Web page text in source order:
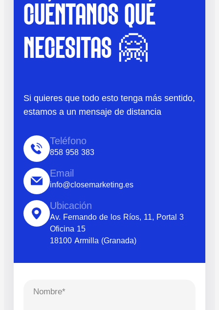
CUÉNTANOS QUÉ
NECESITAS 🤗
Si quieres que todo esto tenga más sentido,
estamos a un mensaje de distancia
Teléfono
858 958 383
Email
info@closemarketing.es
Ubicación
Av. Fernando de los Ríos, 11, Portal 3
Oficina 15
18100 Armilla (Granada)
Nombre*